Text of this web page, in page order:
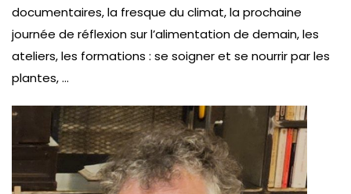
documentaires, la fresque du climat, la prochaine
journée de réflexion sur l’alimentation de demain, les
ateliers, les formations : se soigner et se nourrir par les
plantes, …